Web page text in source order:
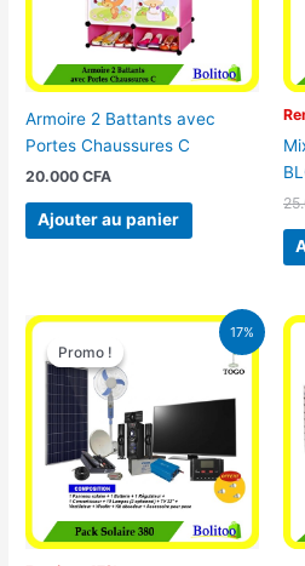
Armoire 2 Battants avec
Portes Chaussures C
20.000CFA
Ajouter au panier
17%
Promo !
Promo !
Le
initial
était :
430.000 CFA.
Le
prix
actuel
355.000